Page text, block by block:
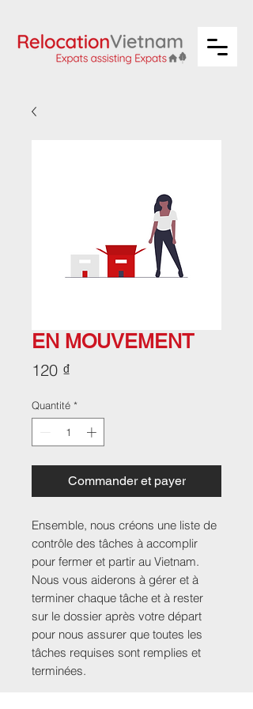
EN MOUVEMENT
120 ₫
Quantité *
Commander et payer
Ensemble, nous créons une liste de
contrôle des tâches à accomplir
pour fermer et partir au Vietnam.
Nous vous aiderons à gérer et à
terminer chaque tâche et à rester
sur le dossier après votre départ
pour nous assurer que toutes les
tâches requises sont remplies et
terminées.